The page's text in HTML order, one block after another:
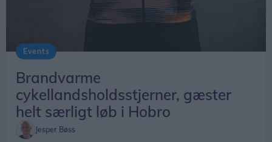
Events
Brandvarme
cykellandsholdsstjerner, gæster
helt særligt løb i Hobro
Jesper Bøss